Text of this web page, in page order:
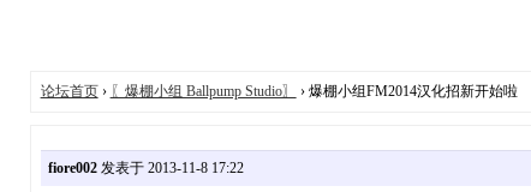
论坛首页› 〖爆棚小组 Ballpump Studio〗 › 爆棚小组FM2014汉化招新开始啦
fiore002发表于 2013-11-8 17:22